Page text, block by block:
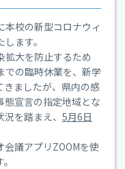
校の新型コロナウィ
ます。
拡大を防止するため
での臨時休業を、新学
きましたが、県内の感
態宣言の指定地域とな
を踏まえ、 5月6日
議アプリZOOMを使